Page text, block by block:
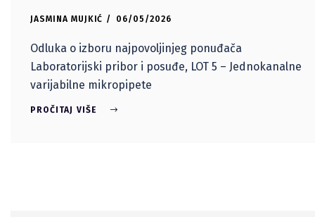
JASMINA MUJKIĆ 06/05/2026
Odluka o izboru najpovoljinjeg ponuđača
Laboratorijski pribor i posuđe, LOT 5 – Jednokanalne
varijabilne mikropipete
PROČITAJ VIŠE